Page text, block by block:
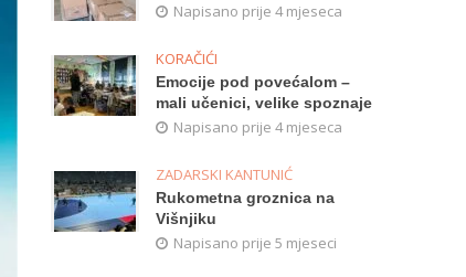
Napisano prije 4 mjeseca
KORAČIĆI
Emocije pod povećalom –
mali učenici, velike spoznaje
Napisano prije 4 mjeseca
ZADARSKI KANTUNIĆ
Rukometna groznica na
Višnjiku
Napisano prije 5 mjeseci